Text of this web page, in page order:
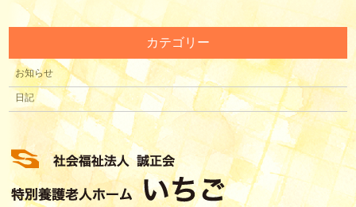
カテゴリー
お知らせ
日記